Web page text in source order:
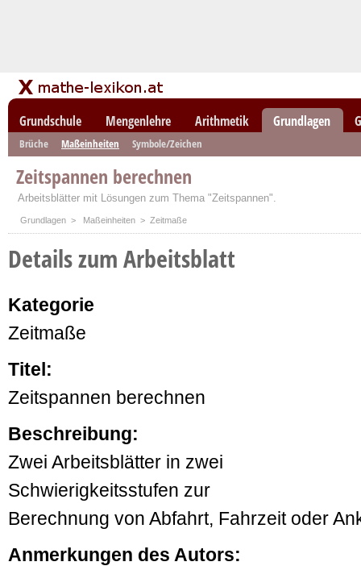
Grundschule Mengenlehre Arithmetik Grundlagen
Brüche Maßeinheiten Symbole/Zeichen
Zeitspannen berechnen
Arbeitsblätter mit Lösungen zum Thema "Zeitspannen".
Grundlagen > Maßeinheiten > Zeitmaße
Details zum Arbeitsblatt
Kategorie
Zeitmaße
Titel:
Zeitspannen berechnen
Beschreibung:
Zwei Arbeitsblätter in zwei
Schwierigkeitsstufen zur
Berechnung von Abfahrt, Fahrzeit oder
Anmerkungen des Autors: